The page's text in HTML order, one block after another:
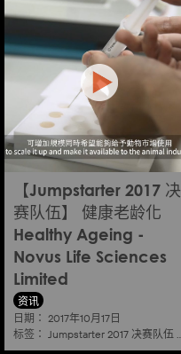
【Jumpstarter 2017 决
赛队伍】 健康老龄化
Healthy Ageing -
Novus Life Sciences
Limited
资讯
日期： 2017年10月17日
标签： Jumpstarter 2017 决赛队伍